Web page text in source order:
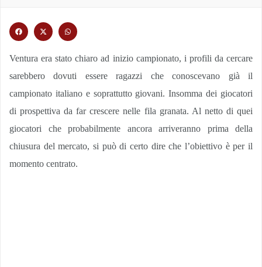
Ventura era stato chiaro ad inizio campionato, i profili da cercare
sarebbero dovuti essere ragazzi che conoscevano già il
campionato italiano e soprattutto giovani. Insomma dei giocatori
di prospettiva da far crescere nelle fila granata. Al netto di quei
giocatori che probabilmente ancora arriveranno prima della
chiusura del mercato, si può di certo dire che l’obiettivo è per il
momento centrato.